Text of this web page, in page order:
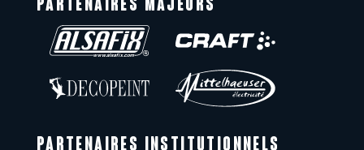
PARTENAIRES MAJEURS
PARTENAIRES INSTITUTIONNELS